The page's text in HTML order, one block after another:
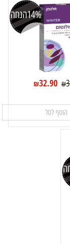
14%הנחה
₪
₪32.90
הוסף לסל